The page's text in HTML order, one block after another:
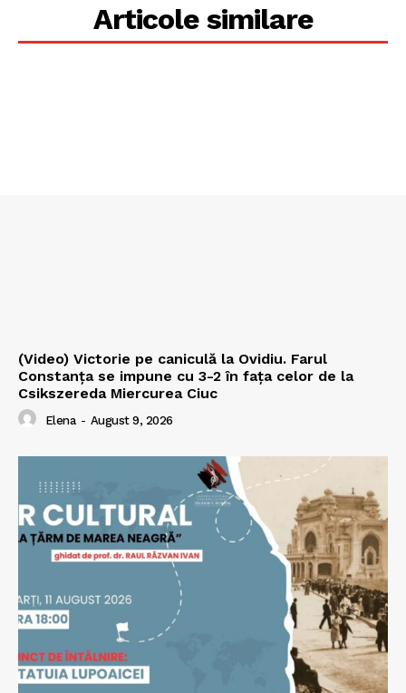
Articole similare
(Video) Victorie pe caniculă la Ovidiu. Farul
Constanța se impune cu 3-2 în fața celor de la
Csikszereda Miercurea Ciuc
Elena - August 9, 2026